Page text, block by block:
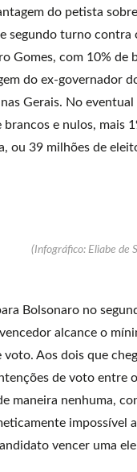
do petista
segundo turno
Gomes, com 10% de
do ex-governador
Gerais. No
e nulos, mais
ou 39 milhões de
(Infográfico: Eliabe de
Bolsonaro no
alcance o
Aos dois que
de voto
maneira nenhuma,
impossível
vencer uma